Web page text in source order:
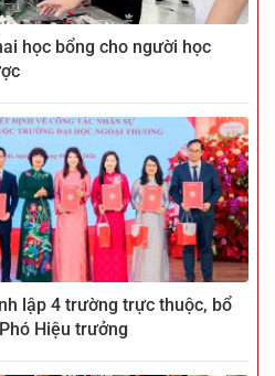
học bổng cho người học
lập 4 trường trực thuộc, bổ
Hiệu trưởng